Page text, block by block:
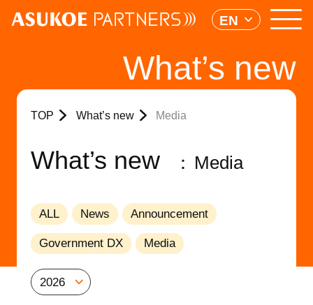
EN
What’s new
TOP What’s new Media
What’s new Media
ALL News Announcement
Government DX Media
2026